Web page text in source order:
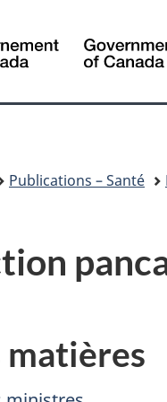
Publications – Santé
matières